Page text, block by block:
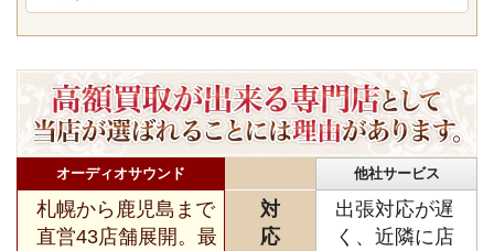
オーディオサウンド 他社サービス
札幌から鹿児島まで
直営43店舗展開。最
対
応
出張対応が遅
く、近隣に店